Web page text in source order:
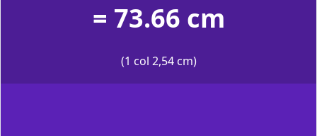
= 73.66 cm
(1 col 2,54 cm)